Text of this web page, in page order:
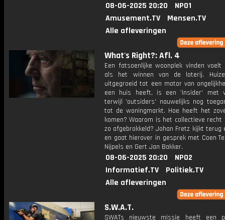
08-06-2025 20:20
NPO1
Amusement.TV
Mensen.TV
Alle afleveringen
What's Right?: Afl. 4
Een fatsoenlijke woonplek vinden voelt
als het winnen van de loterij.
uitgegroeid tot een motor van
een huis heeft, is een 'insider' met
terwijl 'outsiders' nauwelijks nog
tot de woningmarkt. Hoe heeft het
komen? Waarom is het collectieve recht
zo afgebrokkeld? Johan Fretz kijkt terug
en gaat hierover in gesprek met Coen
Nijpels en Gert Jan Bakker.
08-06-2025 20:20
NPO2
Informatief.TV
Politiek.TV
Alle afleveringen
S.W.A.T.
SWATs nieuwste missie heeft een